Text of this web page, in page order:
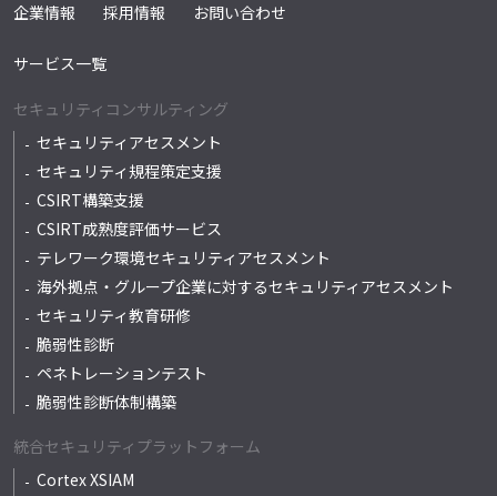
企業情報
採用情報 お問い合わせ
サービス一覧
セキュリティコンサルティング
セキュリティアセスメント
セキュリティ規程策定支援
CSIRT構築支援
CSIRT成熟度評価サービス
テレワーク環境セキュリティアセスメント
海外拠点・グループ企業に対するセキュリティアセスメント
セキュリティ教育研修
脆弱性診断
ペネトレーションテスト
脆弱性診断体制構築
統合セキュリティプラットフォーム
Cortex XSIAM